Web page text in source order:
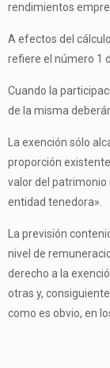
rendimientos
A efectos del
refiere el número 1
Cuando la
de la misma
La exención sólo
proporción
valor del patrimonio
entidad tenedora».
La previsión
nivel de
derecho a la
otras y,
como es obvio, en